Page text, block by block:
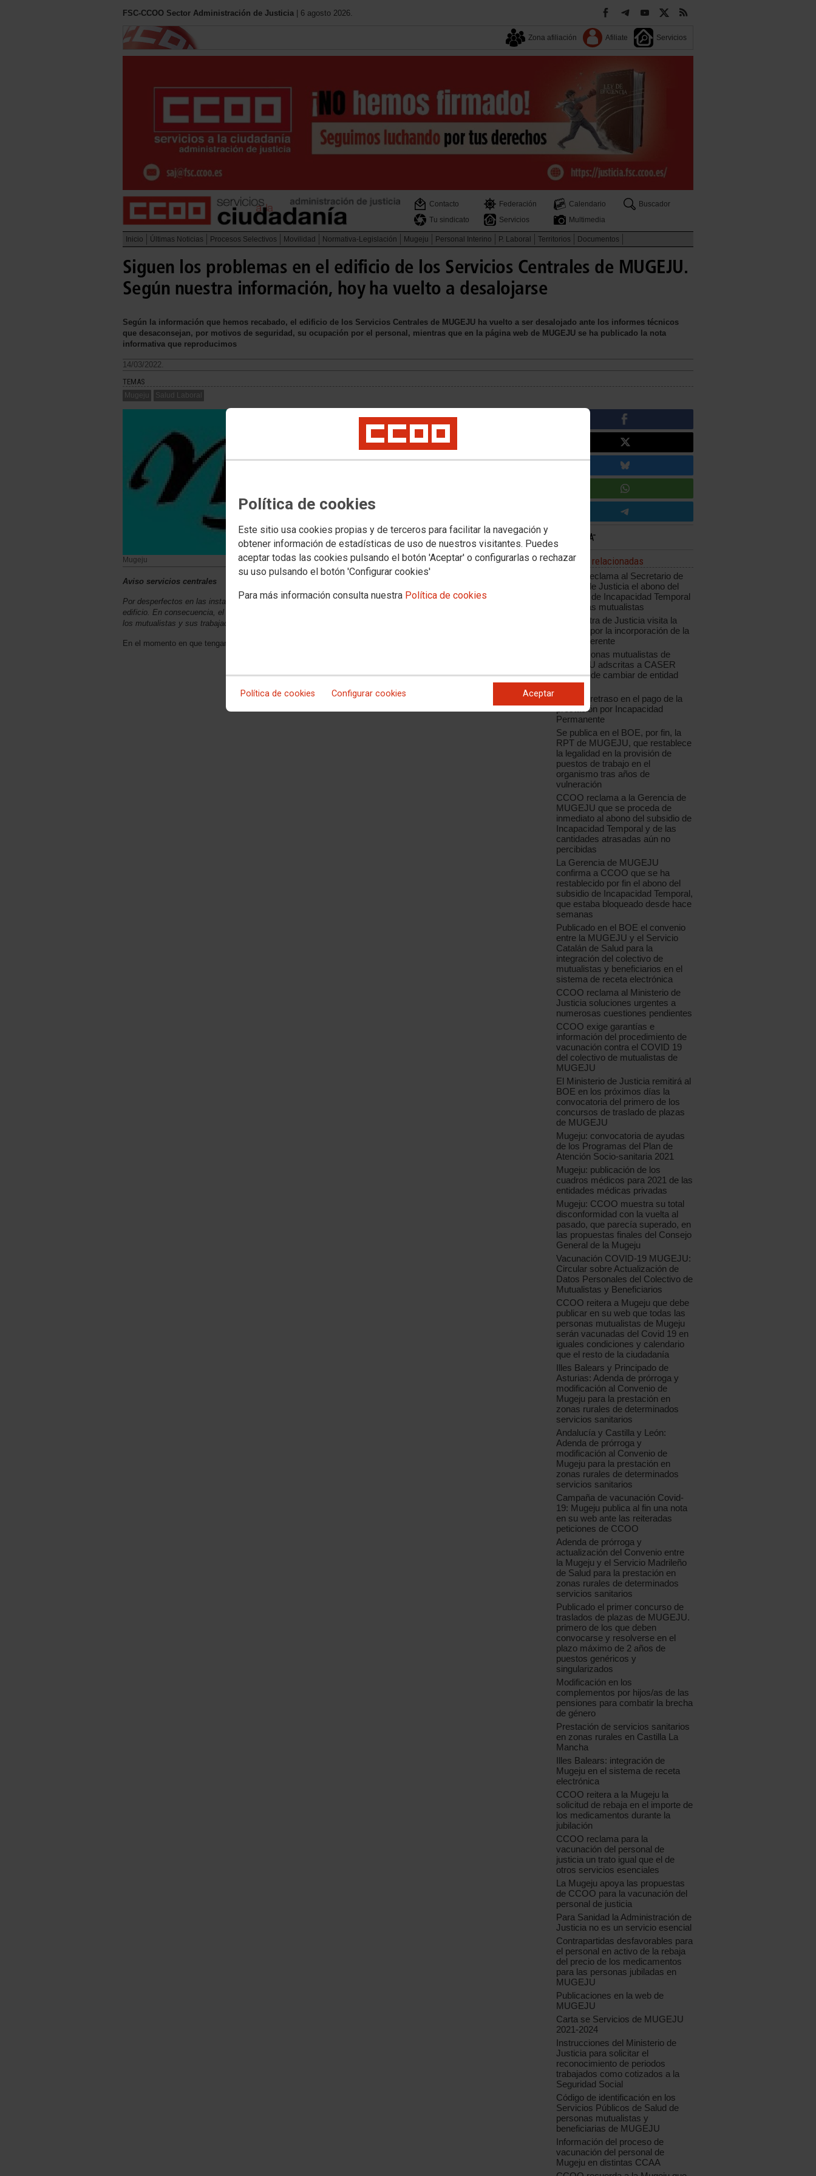
Política de cookies
Este sitio usa cookies propias y de terceros para facilitar la navegación y
obtener información de estadísticas de uso de nuestros visitantes. Puedes
aceptar todas las cookies pulsando el botón 'Aceptar' o configurarlas o rechazar
su uso pulsando el botón 'Configurar cookies'
Para más información consulta nuestra Política de cookies
Política de cookies Configurar cookies Aceptar
FSC-CCOO Sector Administración de Justicia | 6 agosto 2026.
Zona afiliación Afiliate Servicios
Contacto Federación Calendario
Buscador
Tu sindicato
Servicios Multimedia
Inicio Últimas Noticias Procesos Selectivos Movilidad Normativa-Legislación Mugeju Personal Interino P. Laboral Territorios Documentos
Siguen los problemas en el edificio de los Servicios Centrales de MUGEJU.
Según nuestra información, hoy ha vuelto a desalojarse
Según la información que hemos recabado, el edificio de los Servicios Centrales de MUGEJU ha vuelto a ser desalojado ante los informes técnicos
que desaconsejan, por motivos de seguridad, su ocupación por el personal, mientras que en la página web de MUGEJU se ha publicado la nota
informativa que reproducimos
14/03/2022.
TEMAS
Mugeju Salud Laboral
Mugeju
Aviso servicios centrales
Por desperfectos en las instalaciones centrales de la Mutualidad General Judicial, se está procediendo a la revisión del
edificio. En consecuencia, el servicio permanecerá interrumpido hasta nuevas indicaciones en aras a la seguridad de
los mutualistas y sus trabajadores
En el momento en que tengamos más información informaremos inmediatamente
Noticias relacionadas
CCOO reclama al Secretario de
Estado de Justicia el abono del
subsidio de Incapacidad Temporal
a los y las mutualistas
La ministra de Justicia visita la
Mugeju, por la incorporación de la
nueva Gerente
Las personas mutualistas de
MUGEJU adscritas a CASER
deberán de cambiar de entidad
médica
Mugeju: retraso en el pago de la
prestación por Incapacidad
Permanente
Se publica en el BOE, por fin, la
RPT de MUGEJU, que restablece
la legalidad en la provisión de
puestos de trabajo en el
organismo tras años de
vulneración
CCOO reclama a la Gerencia de
MUGEJU que se proceda de
inmediato al abono del subsidio de
Incapacidad Temporal y de las
cantidades atrasadas aún no
percibidas
La Gerencia de MUGEJU
confirma a CCOO que se ha
restablecido por fin el abono del
subsidio de Incapacidad Temporal,
que estaba bloqueado desde hace
semanas
Publicado en el BOE el convenio
entre la MUGEJU y el Servicio
Catalán de Salud para la
integración del colectivo de
mutualistas y beneficiarios en el
sistema de receta electrónica
CCOO reclama al Ministerio de
Justicia soluciones urgentes a
numerosas cuestiones pendientes
CCOO exige garantías e
información del procedimiento de
vacunación contra el COVID 19
del colectivo de mutualistas de
MUGEJU
El Ministerio de Justicia remitirá al
BOE en los próximos días la
convocatoria del primero de los
concursos de traslado de plazas
de MUGEJU
Mugeju: convocatoria de ayudas
de los Programas del Plan de
Atención Socio-sanitaria 2021
Mugeju: publicación de los
cuadros médicos para 2021 de las
entidades médicas privadas
Mugeju: CCOO muestra su total
disconformidad con la vuelta al
pasado, que parecía superado, en
las propuestas finales del Consejo
General de la Mugeju
Vacunación COVID-19 MUGEJU:
Circular sobre Actualización de
Datos Personales del Colectivo de
Mutualistas y Beneficiarios
CCOO reitera a Mugeju que debe
publicar en su web que todas las
personas mutualistas de Mugeju
serán vacunadas del Covid 19 en
iguales condiciones y calendario
que el resto de la ciudadanía
Illes Balears y Principado de
Asturias: Adenda de prórroga y
modificación al Convenio de
Mugeju para la prestación en
zonas rurales de determinados
servicios sanitarios
Andalucía y Castilla y León:
Adenda de prórroga y
modificación al Convenio de
Mugeju para la prestación en
zonas rurales de determinados
servicios sanitarios
Campaña de vacunación Covid-
19: Mugeju publica al fin una nota
en su web ante las reiteradas
peticiones de CCOO
Adenda de prórroga y
actualización del Convenio entre
la Mugeju y el Servicio Madrileño
de Salud para la prestación en
zonas rurales de determinados
servicios sanitarios
Publicado el primer concurso de
traslados de plazas de MUGEJU.
primero de los que deben
convocarse y resolverse en el
plazo máximo de 2 años de
puestos genéricos y
singularizados
Modificación en los
complementos por hijos/as de las
pensiones para combatir la brecha
de género
Prestación de servicios sanitarios
en zonas rurales en Castilla La
Mancha
Illes Balears: integración de
Mugeju en el sistema de receta
electrónica
CCOO reitera a la Mugeju la
solicitud de rebaja en el importe de
los medicamentos durante la
jubilación
CCOO reclama para la
vacunación del personal de
justicia un trato igual que el de
otros servicios esenciales
La Mugeju apoya las propuestas
de CCOO para la vacunación del
personal de justicia
Para Sanidad la Administración de
Justicia no es un servicio esencial
Contrapartidas desfavorables para
el personal en activo de la rebaja
del precio de los medicamentos
para las personas jubiladas en
MUGEJU
Publicaciones en la web de
MUGEJU
Carta se Servicios de MUGEJU
2021-2024
Instrucciones del Ministerio de
Justicia para solicitar el
reconocimiento de periodos
trabajados como cotizados a la
Seguridad Social
Código de identificación en los
Servicios Públicos de Salud de
personas mutualistas y
beneficiarias de MUGEJU
Información del proceso de
vacunación del personal de
Mugeju en distintas CCAA